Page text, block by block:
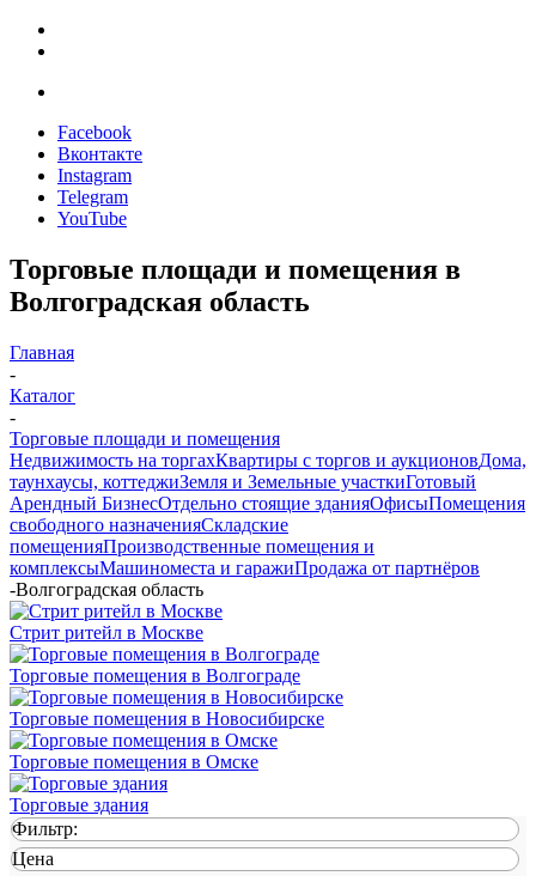
Facebook
Вконтакте
Instagram
Telegram
YouTube
Торговые площади и помещения в
Волгоградская область
Главная
-
Каталог
-
Торговые площади и помещения
Недвижимость на торгахКвартиры с торгов и аукционовДома,
таунхаусы, коттеджиЗемля и Земельные участкиГотовый
Арендный БизнесОтдельно стоящие зданияОфисыПомещения
свободного назначенияСкладские
помещенияПроизводственные помещения и
комплексыМашиноместа и гаражиПродажа от партнёров
-Волгоградская область
Стрит ритейл в Москве
Торговые помещения в Волгограде
Торговые помещения в Новосибирске
Торговые помещения в Омске
Торговые здания
Фильтр:
Цена